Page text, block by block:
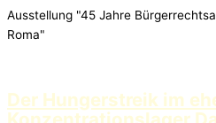
Ausstellung "45 Jahre
Roma"
Der Hungerstreik im